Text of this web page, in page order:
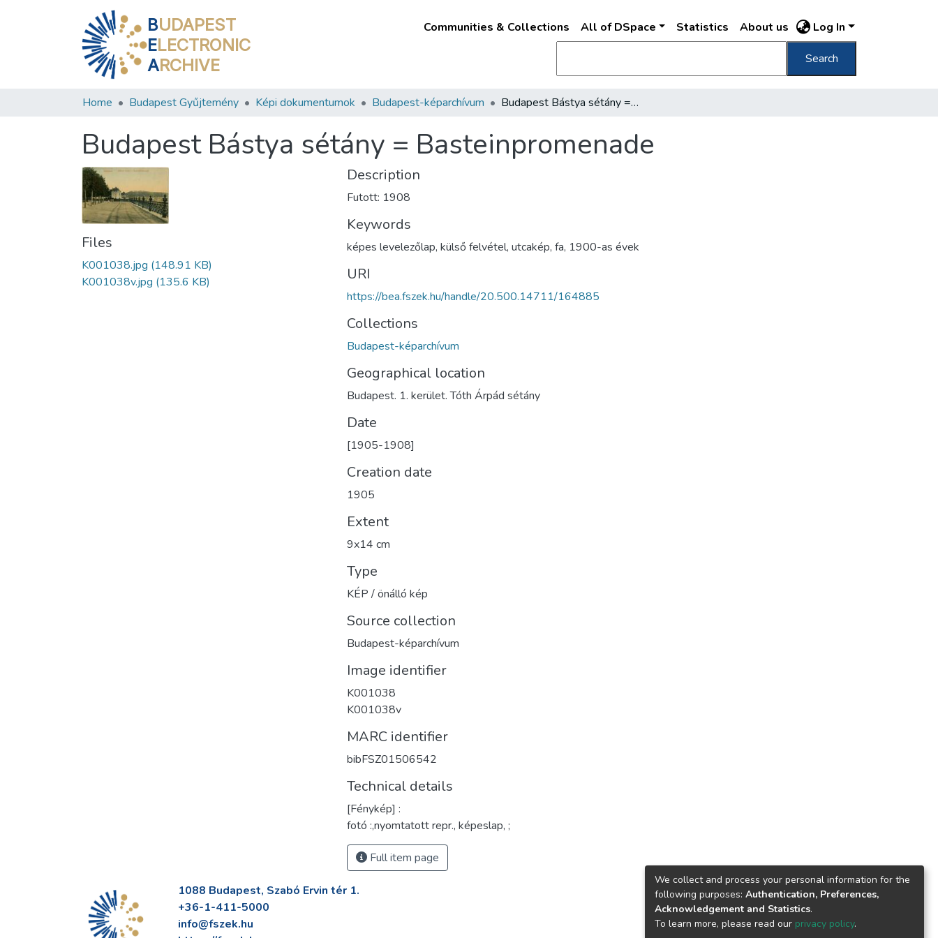
BUDAPEST
ELECTRONIC
ARCHIVE
Communities & Collections All of DSpace Statistics About us Log In
Search
Home Budapest Gyűjtemény Képi dokumentumok Budapest-képarchívum Budapest Bástya sétány = Basteinpromenade
Budapest Bástya sétány = Basteinpromenade
Files
K001038.jpg (148.91 KB)
K001038v.jpg (135.6 KB)
Description
Futott: 1908
Keywords
képes levelezőlap, külső felvétel, utcakép, fa, 1900-as évek
URI
https://bea.fszek.hu/handle/20.500.14711/164885
Collections
Budapest-képarchívum
Geographical location
Budapest. 1. kerület. Tóth Árpád sétány
Date
[1905-1908]
Creation date
1905
Extent
9x14 cm
Type
KÉP / önálló kép
Source collection
Budapest-képarchívum
Image identifier
K001038
K001038v
MARC identifier
bibFSZ01506542
Technical details
[Fénykép] :
fotó :,nyomtatott repr., képeslap, ;
Full item page
1088 Budapest, Szabó Ervin tér 1.
+36-1-411-5000
info@fszek.hu
We collect and process your personal information for the
following purposes: Authentication, Preferences,
Acknowledgement and Statistics.
To learn more, please read our privacy policy.